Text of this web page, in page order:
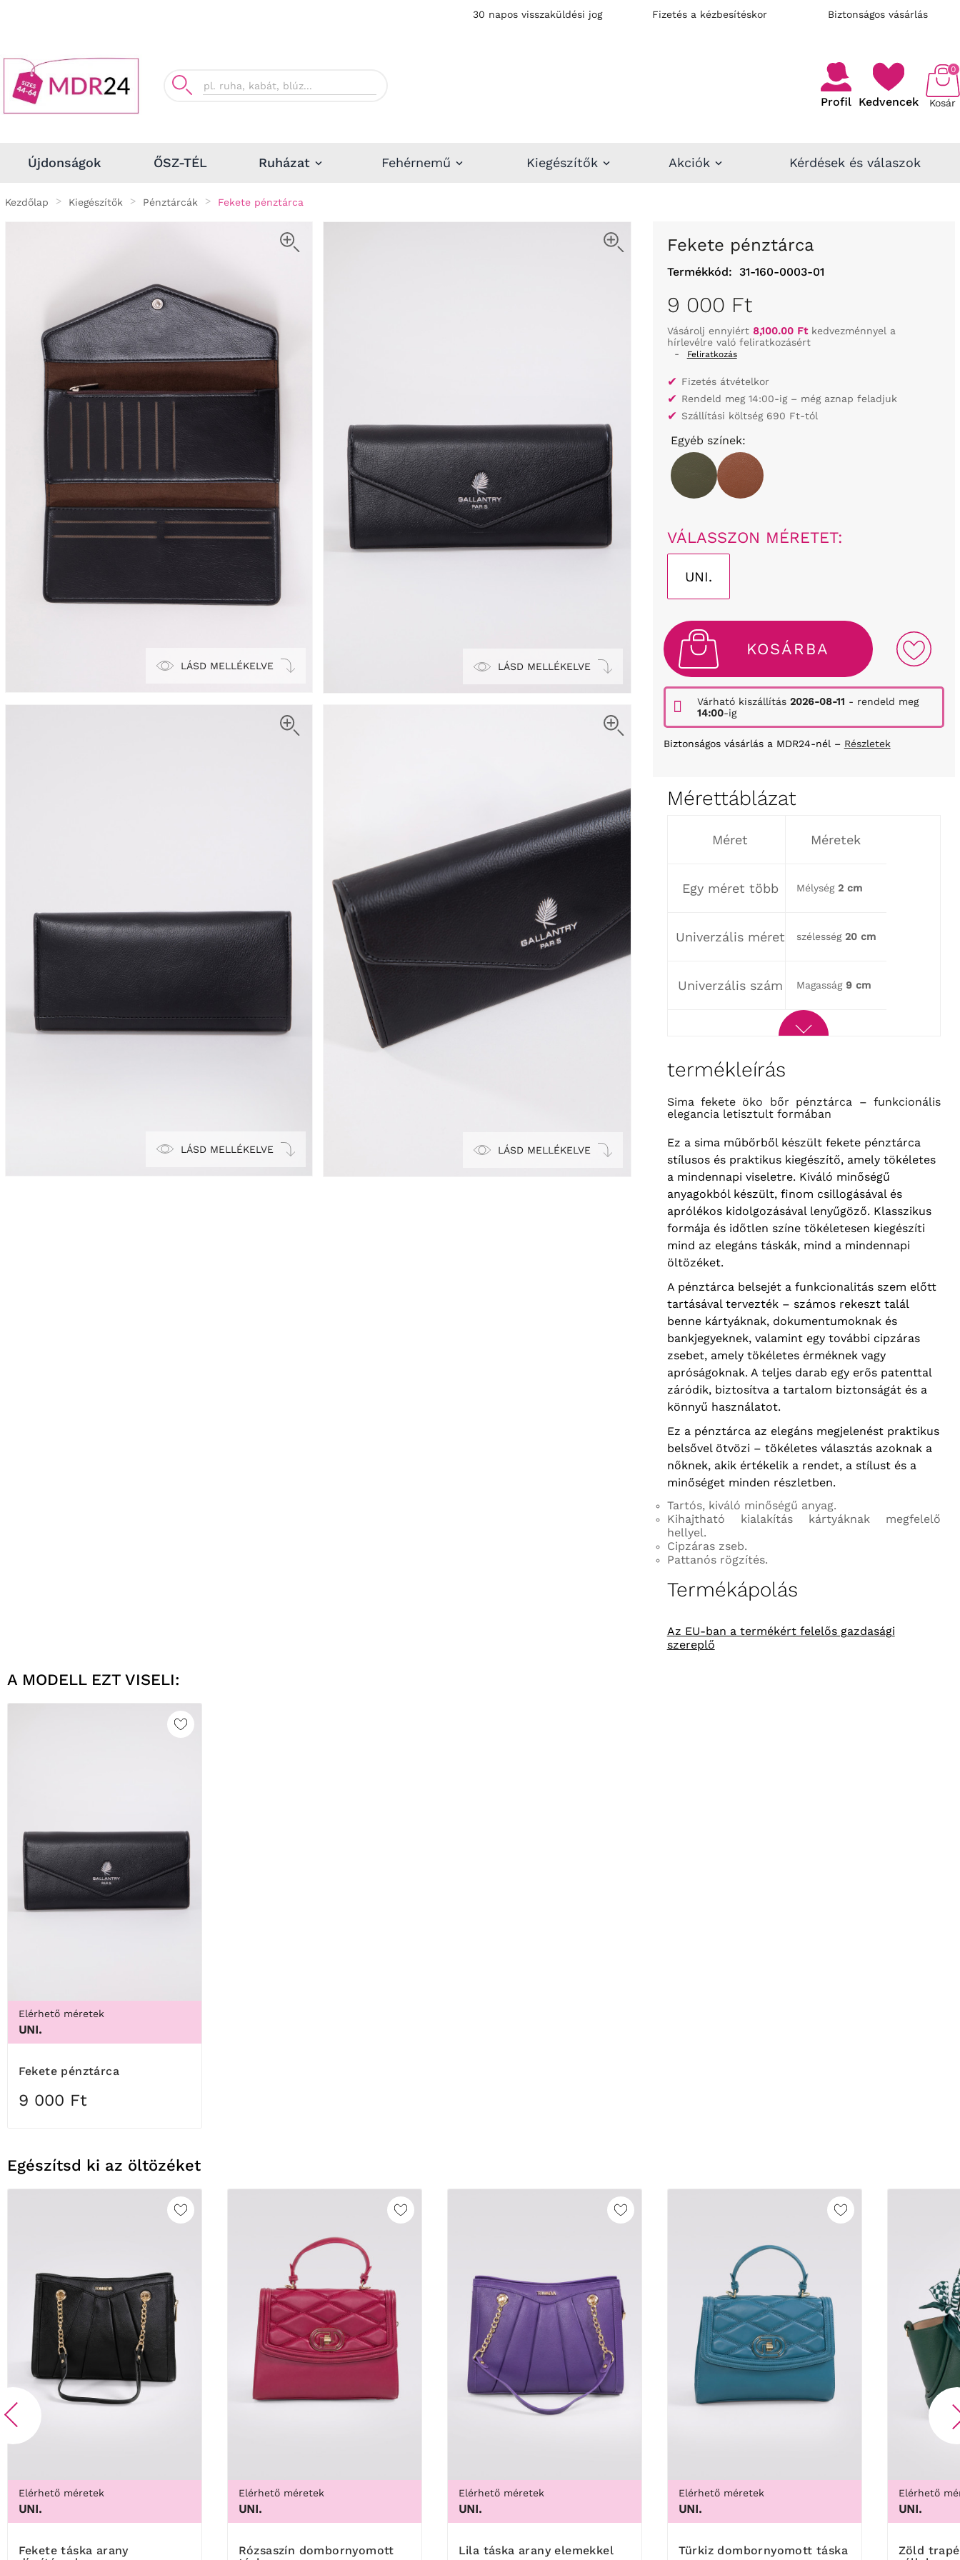
30 napos visszaküldési jog Fizetés a kézbesítéskor Biztonságos vásárlás
Profil Kedvencek Kosár
0
Újdonságok ŐSZ-TÉL Ruházat Fehérnemű Kiegészítők Akciók Kérdések és válaszok
Kezdőlap Kiegészítők Pénztárcák Fekete pénztárca
LÁSD MELLÉKELVE LÁSD MELLÉKELVE
LÁSD MELLÉKELVE LÁSD MELLÉKELVE
Fekete pénztárca
Termékkód: 31-160-0003-01
9 000 Ft
Vásárolj ennyiért 8,100.00 Ftkedvezménnyel a
hírlevélre való feliratkozásért
-
Feliratkozás
✔ Fizetés átvételkor
✔ Rendeld meg 14:00-ig – még aznap feladjuk
✔ Szállítási költség 690 Ft-tól
Egyéb színek:
VÁLASSZON MÉRETET:
UNI.
KOSÁRBA
Várható kiszállítás 2026-08-11 - rendeld meg
14:00-ig
Biztonságos vásárlás a MDR24-nél – Részletek
Mérettáblázat
Méret Méretek
Egy méret több Mélység 2 cm
Univerzális méret szélesség 20 cm
Univerzális szám Magasság 9 cm
termékleírás
Sima fekete öko bőr pénztárca – funkcionális
elegancia letisztult formában
Ez a sima műbőrből készült fekete pénztárca
stílusos és praktikus kiegészítő, amely tökéletes
a mindennapi viseletre. Kiváló minőségű
anyagokból készült, finom csillogásával és
aprólékos kidolgozásával lenyűgöző. Klasszikus
formája és időtlen színe tökéletesen kiegészíti
mind az elegáns táskák, mind a mindennapi
öltözéket.
A pénztárca belsejét a funkcionalitás szem előtt
tartásával tervezték – számos rekeszt talál
benne kártyáknak, dokumentumoknak és
bankjegyeknek, valamint egy további cipzáras
zsebet, amely tökéletes érméknek vagy
apróságoknak. A teljes darab egy erős patenttal
záródik, biztosítva a tartalom biztonságát és a
könnyű használatot.
Ez a pénztárca az elegáns megjelenést praktikus
belsővel ötvözi – tökéletes választás azoknak a
nőknek, akik értékelik a rendet, a stílust és a
minőséget minden részletben.
Tartós, kiváló minőségű anyag.
Kihajtható kialakítás kártyáknak megfelelő
hellyel.
Cipzáras zseb.
Pattanós rögzítés.
Termékápolás
Az EU-ban a termékért felelős gazdasági
szereplő
A MODELL EZT VISELI:
Elérhető méretek
UNI.
Fekete pénztárca
9 000 Ft
Egészítsd ki az öltözéket
Elérhető méretek
UNI.
Fekete táska arany
Elérhető méretek
UNI.
Rózsaszín dombornyomott
Elérhető méretek
UNI.
Lila táska arany elemekkel
Elérhető méretek
UNI.
Türkiz dombornyomott táska
Elérhető
UNI.
Zöld trapéz alakú táska